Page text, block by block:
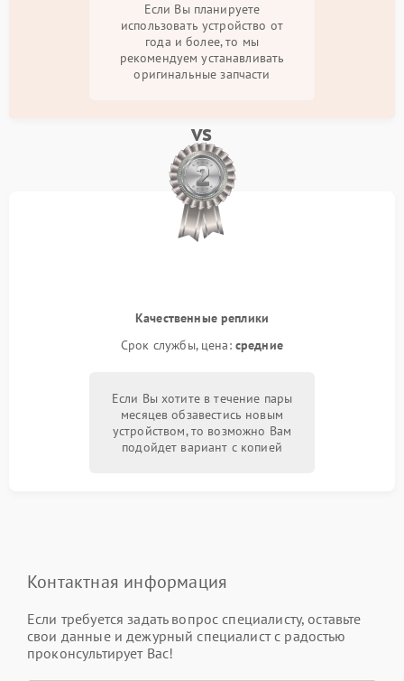
Если Вы планируете
использовать устройство от
года и более, то мы
рекомендуем устанавливать
оригинальные запчасти
vs
Качественные реплики
Срок службы, цена: средние
Если Вы хотите в течение пары
месяцев обзавестись новым
устройством, то возможно Вам
подойдет вариант с копией
Контактная информация
Если требуется задать вопрос специалисту, оставьте
свои данные и дежурный специалист с радостью
проконсультирует Вас!